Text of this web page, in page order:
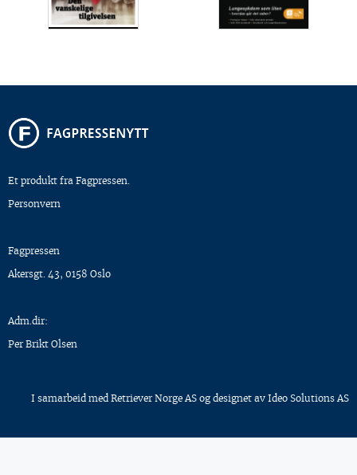
Et produkt fra Fagpressen.
Personvern
Fagpressen
Akersgt. 43, 0158 Oslo
Adm.dir:
Per Brikt Olsen
I samarbeid med Retriever Norge AS og designet av Ideo Solutions AS